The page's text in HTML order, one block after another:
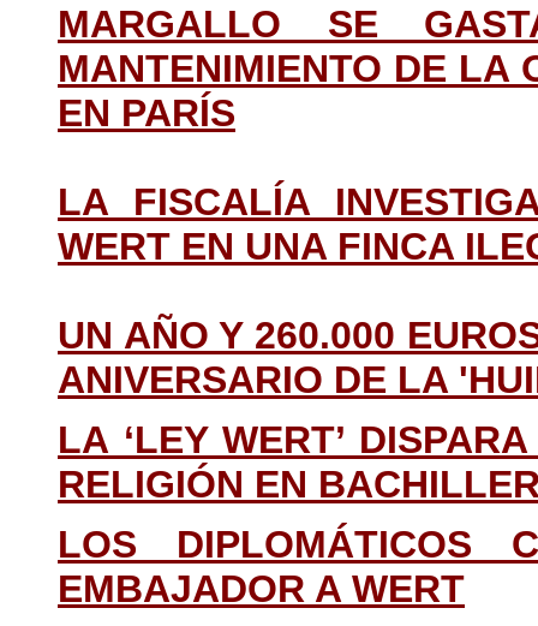
MARGALLO SE
MANTENIMIENTO DE LA
EN PARÍS
LA FISCALÍA
WERT EN UNA FINCA
UN AÑO Y 260.000
ANIVERSARIO DE LA
LA ‘LEY WERT’
RELIGIÓN EN
LOS DIPLOMÁTICOS
EMBAJADOR A WERT